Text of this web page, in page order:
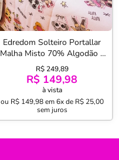
Edredom Solteiro Portallar
Malha Misto 70% Algodão e
30% Poliéster L.O.L Pets
150mx220 Cinza
R$ 249,89
R$ 149,98
à vista
ou R$ 149,98em6x de R$ 25,00
sem juros